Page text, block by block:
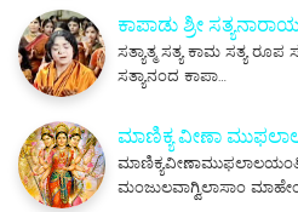
ಕಾಪಾಡು ಶ್ರೀ
ಸತ್ಯಾತ್ಮ ಸತ್ಯ ಕಾಮ ಸತ್ಯ ರೂಪ
ಸತ್ಯಾನಂದ ಕಾಪಾ…
ಮಾಣಿಕ್ಯ ವೀಣಾ
ಮಂಜುಲವಾಗ್ವಿಲಾಸಾಂ